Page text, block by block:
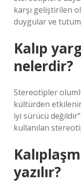
karşı geliştirilen
duygular ve
Kalıp
nelerdir?
Stereotipler
kültürden
iyi sürücü
kullanılan
yazılır?